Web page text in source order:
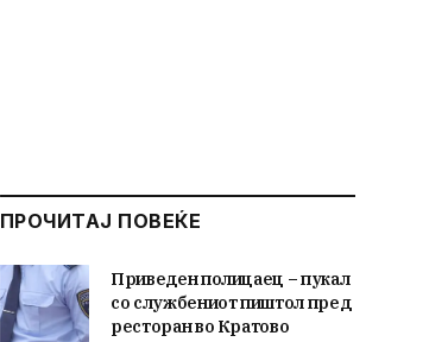
ПРОЧИТАЈ ПОВЕЌЕ
Приведен полицаец – пукал
со службениот пиштол пред
ресторан во Кратово